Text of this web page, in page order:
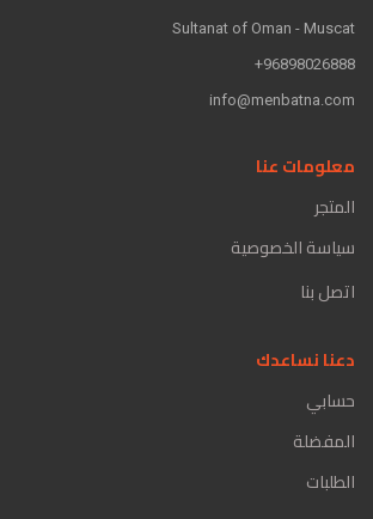
Sultanat of Oman - Muscat
96898026888+
info@menbatna.com
معلومات عنا
المتجر
سياسة الخصوصية
اتصل بنا
دعنا نساعدك
حسابي
المفضلة
الطلبات